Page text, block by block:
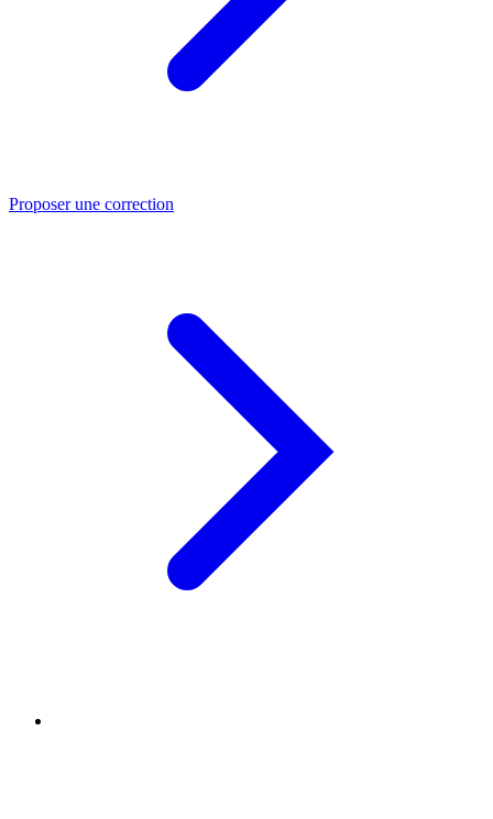
Proposer une correction